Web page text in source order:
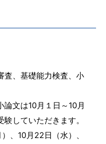
、基礎能力検査、小
10月１日～10月
していただきます。
、10月22日（水）、